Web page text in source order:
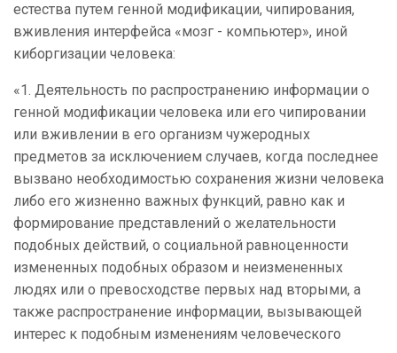
естества путем генной модификации, чипирования,
вживления интерфейса «мозг - компьютер», иной
киборгизации человека:
«1. Деятельность по распространению информации о
генной модификации человека или его чипировании
или вживлении в его организм чужеродных
предметов за исключением случаев, когда последнее
вызвано необходимостью сохранения жизни человека
либо его жизненно важных функций, равно как и
формирование представлений о желательности
подобных действий, о социальной равноценности
измененных подобных образом и неизмененных
людях или о превосходстве первых над вторыми, а
также распространение информации, вызывающей
интерес к подобным изменениям человеческого